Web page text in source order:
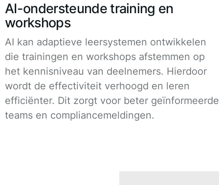
AI-ondersteunde training en
workshops
AI kan adaptieve leersystemen ontwikkelen
die trainingen en workshops afstemmen op
het kennisniveau van deelnemers. Hierdoor
wordt de effectiviteit verhoogd en leren
efficiënter. Dit zorgt voor beter geïnformeerde
teams en compliancemeldingen.